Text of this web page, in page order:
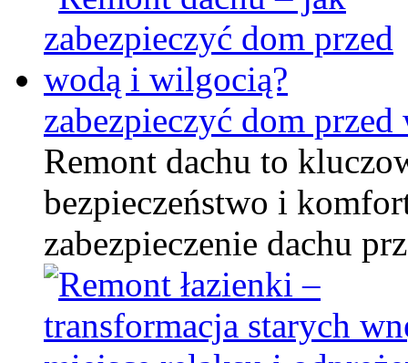
zabezpieczyć dom
Remont dachu to
bezpieczeństwo i
zabezpieczenie dachu